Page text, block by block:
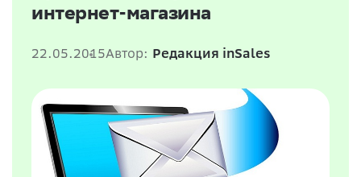
интернет-магазина
22.05.2015Автор: Редакция inSales